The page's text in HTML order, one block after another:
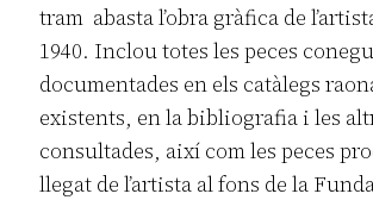
tram abasta l’obra gràfica de
1940. Inclou totes les peces
documentades en els catàlegs
existents, en la bibliografia i les
consultades, així com les peces
llegat de l’artista al fons de la